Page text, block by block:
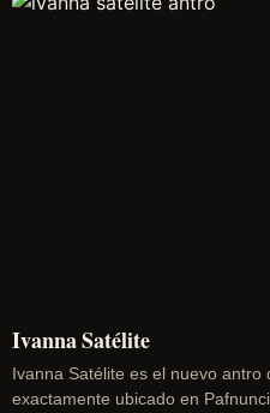
Ivanna Satélite
Ivanna Satélite es el nuevo antro
exactamente ubicado en